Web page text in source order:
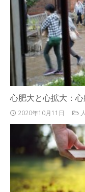
心肥大と心拡大：
2020年10月11日